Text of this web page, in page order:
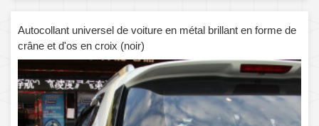
Autocollant universel de voiture en métal brillant en forme de
crâne et d'os en croix (noir)